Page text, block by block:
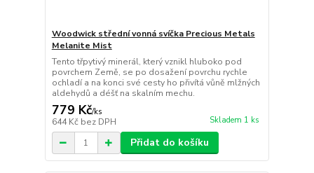
Woodwick střední vonná svíčka Precious Metals
Melanite Mist
Tento třpytivý minerál, který vznikl hluboko pod
povrchem Země, se po dosažení povrchu rychle
ochladí a na konci své cesty ho přivítá vůně mlžných
aldehydů a déšť na skalním mechu.
779 Kč/ks
644 Kč bez DPH Skladem 1 ks
Přidat do košíku